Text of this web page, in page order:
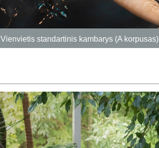
Vienvietis standartinis kambarys (A korpusas)